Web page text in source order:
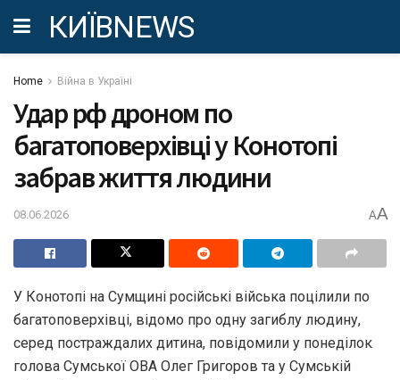
КИЇВNEWS
Home Війна в Україні
Удар рф дроном по
багатоповерхівці у Конотопі
забрав життя людини
08.06.2026 AA
У Конотопі на Сумщині російські війська поцілили по
багатоповерхівці, відомо про одну загиблу людину,
серед постраждалих дитина, повідомили у понеділок
голова Сумської ОВА Олег Григоров та у Сумській